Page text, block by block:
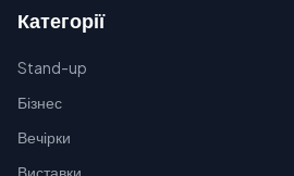
Категорії
Stand-up
Бізнес
Вечірки
Виставки